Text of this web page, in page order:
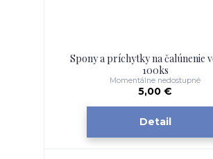
Spony a príchytky na čalúnenie
100ks
5,00 €
Momentálne nedostupné
Detail